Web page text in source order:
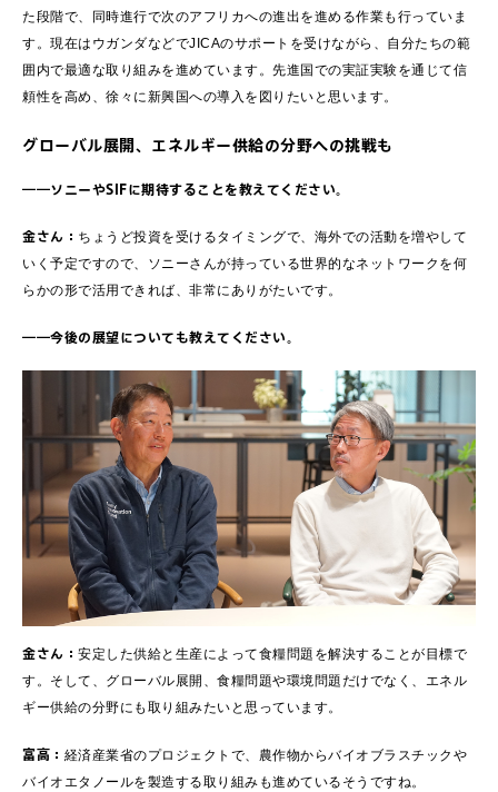
た段階で、同時進行で次のアフリカへの進出を進める作業も行っていま
す。現在はウガンダなどでJICAのサポートを受けながら、自分たちの範
囲内で最適な取り組みを進めています。先進国での実証実験を通じて信
頼性を高め、徐々に新興国への導入を図りたいと思います。
グローバル展開、エネルギー供給の分野への挑戦も
――ソニーやSIFに期待することを教えてください。
金さん： ちょうど投資を受けるタイミングで、海外での活動を増やして
いく予定ですので、ソニーさんが持っている世界的なネットワークを何
らかの形で活用できれば、非常にありがたいです。
――今後の展望についても教えてください。
金さん： 安定した供給と生産によって食糧問題を解決することが目標で
す。そして、グローバル展開、食糧問題や環境問題だけでなく、エネル
ギー供給の分野にも取り組みたいと思っています。
富高： 経済産業省のプロジェクトで、農作物からバイオブラスチックや
バイオエタノールを製造する取り組みも進めているそうですね。